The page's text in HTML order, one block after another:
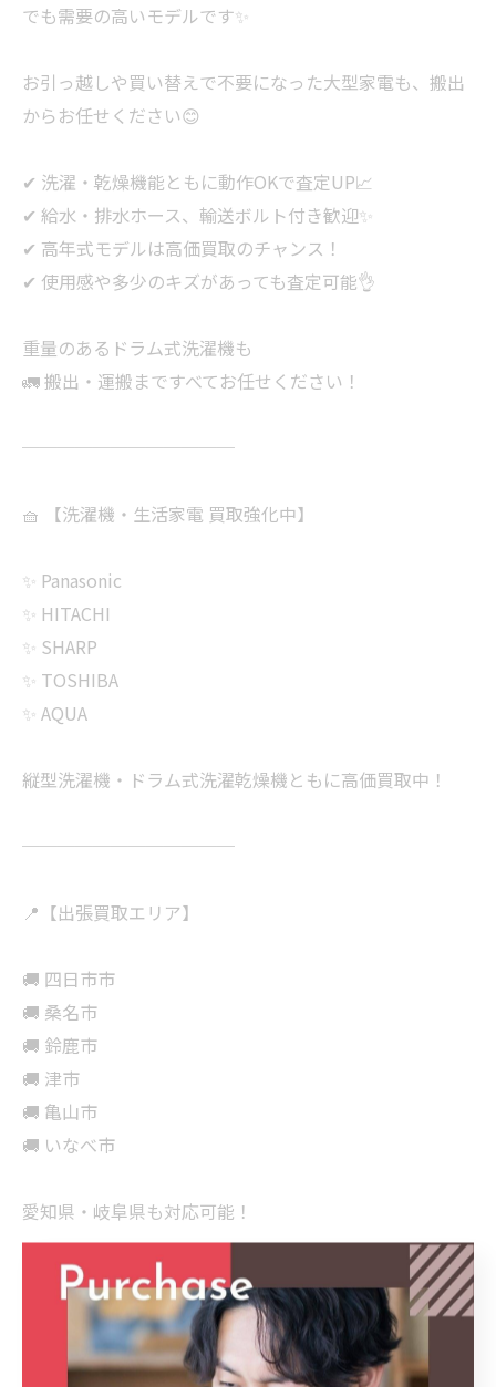
でも需要の高いモデルです✨
お引っ越しや買い替えで不要になった大型家電も、搬出
からお任せください😊
✔ 洗濯・乾燥機能ともに動作OKで査定UP📈
✔ 給水・排水ホース、輸送ボルト付き歓迎✨
✔ 高年式モデルは高価買取のチャンス！
✔ 使用感や多少のキズがあっても査定可能👌
重量のあるドラム式洗濯機も
🚛 搬出・運搬まですべてお任せください！
────────────
🧺 【洗濯機・生活家電 買取強化中】
✨ Panasonic
✨ HITACHI
✨ SHARP
✨ TOSHIBA
✨ AQUA
縦型洗濯機・ドラム式洗濯乾燥機ともに高価買取中！
────────────
📍【出張買取エリア】
🚚 四日市市
🚚 桑名市
🚚 鈴鹿市
🚚 津市
🚚 亀山市
🚚 いなべ市
愛知県・岐阜県も対応可能！
────────────
💰 出張費・査定料 完全無料！
その場で現金買取OK✨